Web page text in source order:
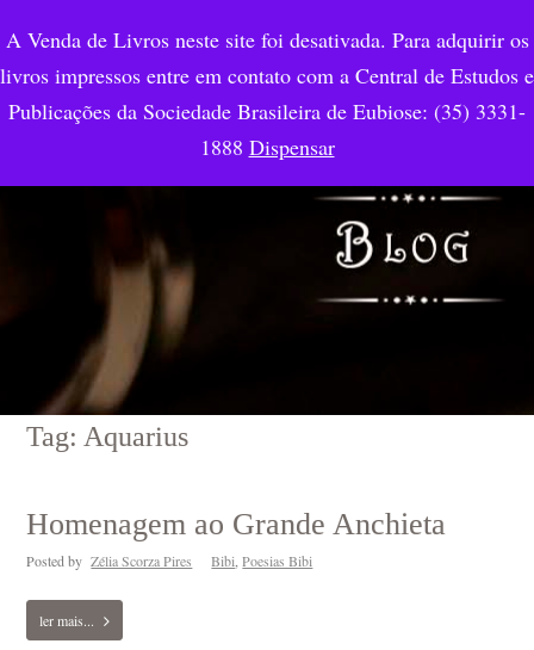
Tag: Aquarius
Homenagem ao Grande Anchieta
Posted by Zélia Scorza Pires Bibi,Poesias Bibi
ler mais...
A Venda de Livros neste site foi desativada. Para adquirir os
livros impressos entre em contato com a Central de Estudos e
Publicações da Sociedade Brasileira de Eubiose: (35) 3331-
1888 Dispensar